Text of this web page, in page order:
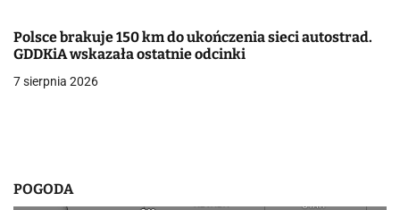
s
u
Polsce brakuje 150 km do ukończenia sieci autostrad.
GDDKiA wskazała ostatnie odcinki
7 sierpnia 2026
POGODA